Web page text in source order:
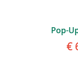
Pop-
€